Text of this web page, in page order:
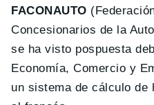
FACONAUTO
Concesionarios de la
se ha visto pospuesta
Economía, Comercio y
un sistema de cálculo de